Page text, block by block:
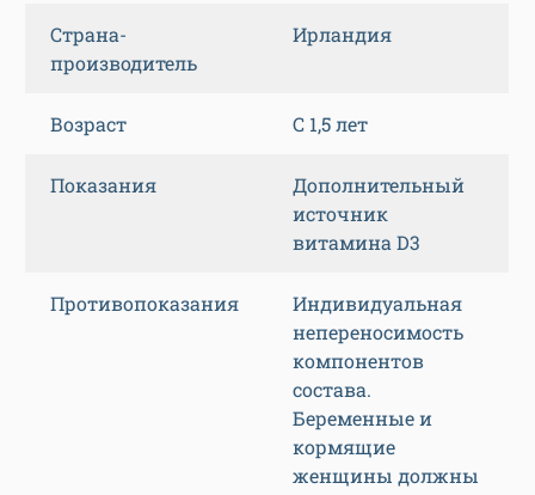
Страна-
производитель
Ирландия
Возраст С 1,5 лет
Показания
Дополнительный
источник
витамина D3
Противопоказания
Индивидуальная
непереносимость
компонентов
состава.
Беременные и
кормящие
женщины должны